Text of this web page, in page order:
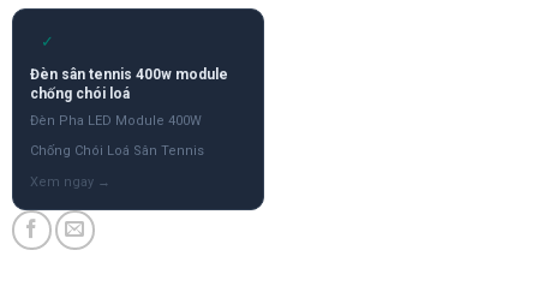
✓
Đèn sân tennis 400w module
chống chói loá
Đèn Pha LED Module 400W
Chống Chói Loá Sân Tennis